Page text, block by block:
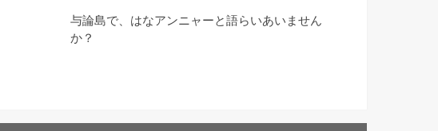
与論島で、はなアンニャーと語らいあいません
か？